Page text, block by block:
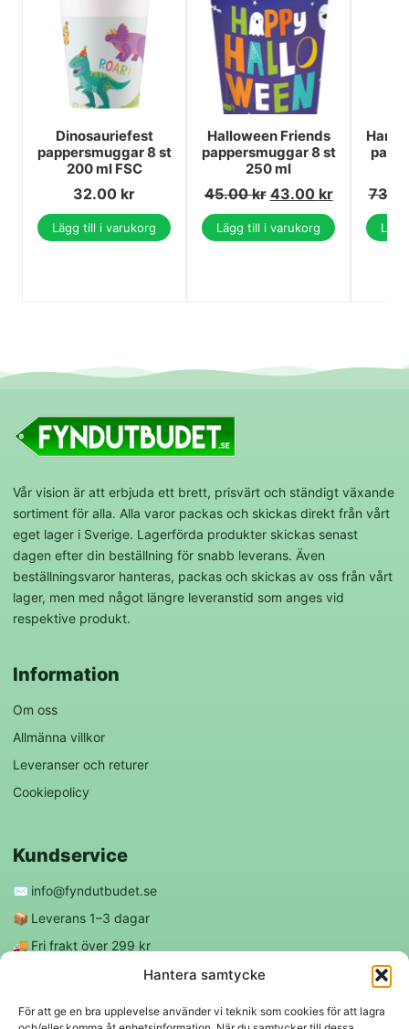
Hantera samtycke
För att ge en bra upplevelse använder vi teknik som cookies för att lagra
Dinosauriefest
pappersmuggar 8 st
200 ml FSC
32.00 kr
Lägg till i varukorg
Halloween Friends
pappersmuggar 8 st
250 ml
45.00kr 43.00 kr
Lägg till i varukorg
Harry
Vår vision är att erbjuda ett brett, prisvärt och ständigt växande
sortiment för alla. Alla varor packas och skickas direkt från vårt
eget lager i Sverige. Lagerförda produkter skickas senast
dagen efter din beställning för snabb leverans. Även
beställningsvaror hanteras, packas och skickas av oss från vårt
lager, men med något längre leveranstid som anges vid
respektive produkt.
Information
Om oss
Allmänna villkor
Leveranser och returer
Cookiepolicy
Kundservice
✉️ info@fyndutbudet.se
📦 Leverans 1–3 dagar
🚚 Fri frakt över 299 kr